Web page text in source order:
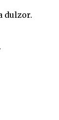
dulzor.